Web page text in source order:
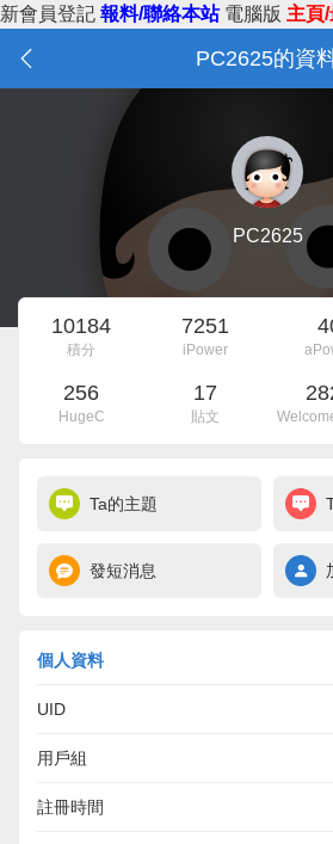
新會員登記 報料/聯絡本站 電腦版 主頁
PC2625的資
PC2625
10184
積分
7251
iPower
256
HugeC
17
貼文
Ta的主題
發短消息
個人資料
UID
用戶組
註冊時間